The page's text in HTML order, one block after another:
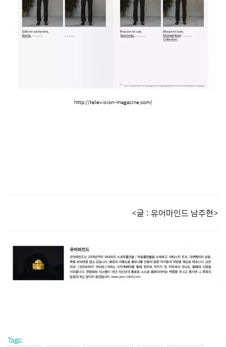
http://television-magazine.com/
<글 : 유어마인드 남주현>
Tags: